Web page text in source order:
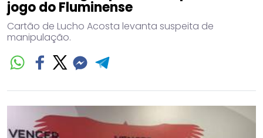
jogo do Fluminense
Cartão de Lucho Acosta levanta suspeita de
manipulação.